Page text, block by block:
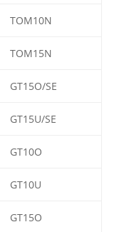
TOM10N
TOM15N
GT15O/SE
GT15U/SE
GT10O
GT10U
GT15O